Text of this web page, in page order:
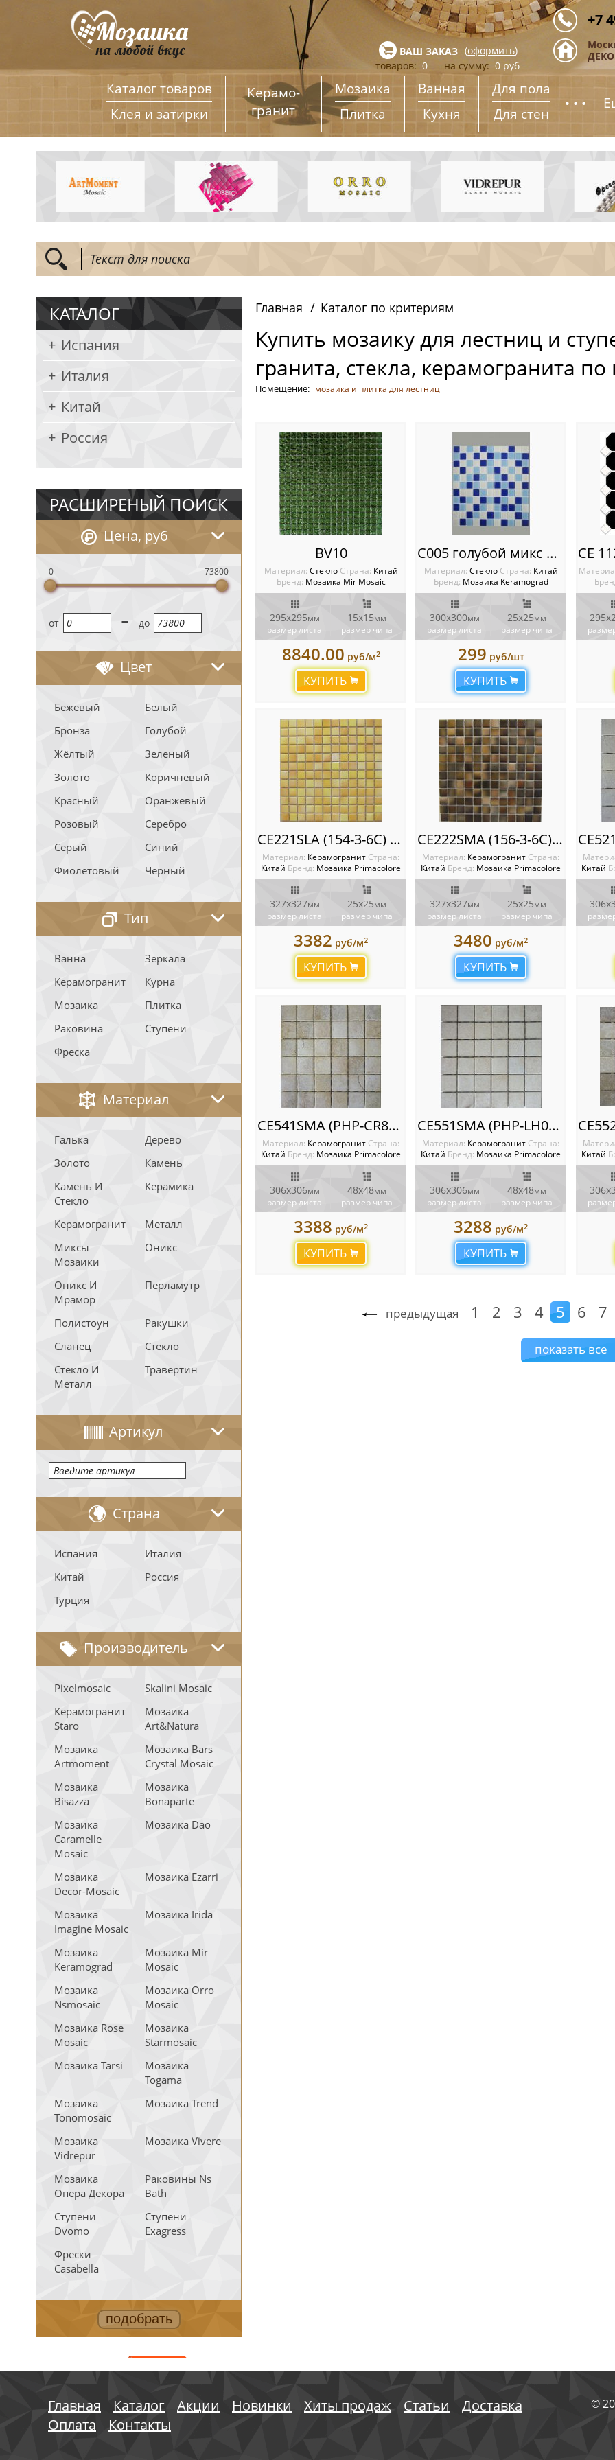
+7
ВАШ ЗАКАЗ (оформить)
товаров: 0 на сумму: 0 руб
Каталог товаров
Клея и затирки
Керамо­
гранит
Мозаика
Плитка
Ванная
Кухня
Для пола
Для стен
...
КАТАЛОГ
Испания
Италия
Китай
Россия
РАСШИРЕНЫЙ ПОИСК
Цена, руб
0 73800
oт - до
Цвет
Бежевый
Белый
Бронза
Голубой
Жёлтый
Зеленый
Золото
Коричневый
Красный
Оранжевый
Розовый
Серебро
Серый
Синий
Фиолетовый
Черный
Тип
Ванна
Зеркала
Керамогранит
Курна
Мозаика
Плитка
Раковина
Ступени
Фреска
Материал
Галька
Дерево
Золото
Камень
Камень И
Стекло
Керамика
Керамогранит
Металл
Миксы
Мозаики
Оникс
Оникс И
Мрамор
Перламутр
Полистоун
Ракушки
Сланец
Стекло
Стекло И
Металл
Травертин
Артикул
Страна
Испания
Италия
Китай
Россия
Турция
Производитель
Pixelmosaic
Skalini Mosaic
Керамогранит
Staro
Мозаика
Art&Natura
Мозаика
Artmoment
Мозаика Bars
Crystal Mosaic
Мозаика
Bisazza
Мозаика
Bonaparte
Мозаика
Caramelle
Mosaic
Мозаика Dao
Мозаика
Decor-Mosaic
Мозаика Ezarri
Мозаика
Imagine Mosaic
Мозаика Irida
Мозаика
Keramograd
Мозаика Mir
Mosaic
Мозаика
Nsmosaic
Мозаика Orro
Mosaic
Мозаика Rose
Mosaic
Мозаика
Starmosaic
Мозаика Tarsi
Мозаика
Togama
Мозаика
Tonomosaic
Мозаика Trend
Мозаика
Vidrepur
Мозаика Vivere
Мозаика
Опера Декора
Раковины Ns
Bath
Ступени
Dvomo
Ступени
Exagress
Фрески
Casabella
АКЦИИ
Главная Каталог по критериям
Купить мозаику для лестниц и
гранита, стекла, керамогранита
Помещение: мозаика и плитка для лестниц
BV10
Материал: Стекло Cтрана: Китай
Бренд: Мозаика Mir Mosaic
295х295мм
размер листа
15х15мм
размер чипа
8840.00 руб/м2
КУПИТЬ
C005 голубой микс Мозаика стеклянная
Материал: Стекло Cтрана: Китай
Бренд: Мозаика Keramograd
300х300мм
размер листа
25х25мм
размер чипа
299 руб/шт
КУПИТЬ
CE221SLA (154-3-6C) Мозаика Primacolore
Материал: Керамогранит Cтрана:
Китай Бренд: Мозаика Primacolore
327x327мм
размер листа
25x25мм
размер чипа
3382 руб/м2
КУПИТЬ
CE222SMA (156-3-6С) Мозаика Primacolore
Материал: Керамогранит Cтрана:
Китай Бренд: Мозаика Primacolore
327x327мм
размер листа
25x25мм
размер чипа
3480 руб/м2
КУПИТЬ
Китай
CE541SMA (PHP-CR83) Мозаика Primacolore
Материал: Керамогранит Cтрана:
Китай Бренд: Мозаика Primacolore
306x306мм
размер листа
48x48мм
размер чипа
3388 руб/м2
КУПИТЬ
CE551SMA (PHP-LH02) Мозаика Primacolore
Материал: Керамогранит Cтрана:
Китай Бренд: Мозаика Primacolore
306x306мм
размер листа
48x48мм
размер чипа
3288 руб/м2
КУПИТЬ
Китай
предыдущая 1 2 3 4 5 6 7
показать все
Главная Каталог Акции Новинки Хиты продаж Статьи
Доставка
Оплата
Контакты
©